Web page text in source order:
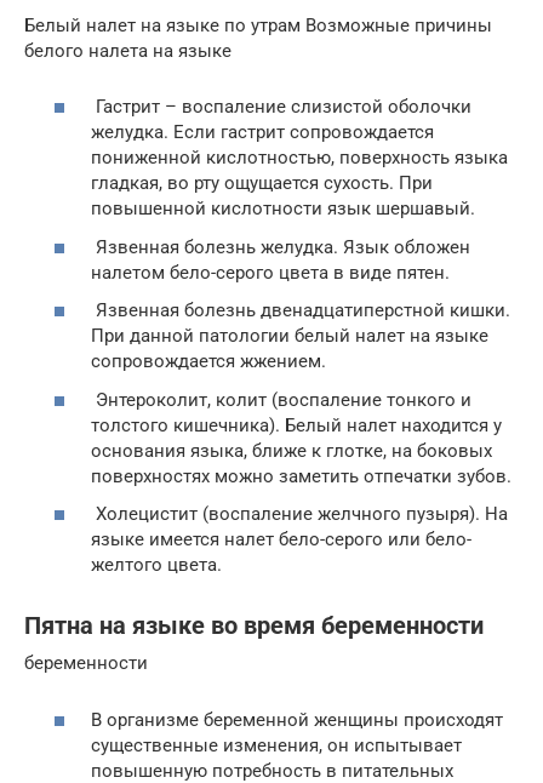
Белый налет на языке по утрам Возможные причины
белого налета на языке
Гастрит – воспаление слизистой оболочки
желудка. Если гастрит сопровождается
пониженной кислотностью, поверхность языка
гладкая, во рту ощущается сухость. При
повышенной кислотности язык шершавый.
Язвенная болезнь желудка. Язык обложен
налетом бело-серого цвета в виде пятен.
Язвенная болезнь двенадцатиперстной кишки.
При данной патологии белый налет на языке
сопровождается жжением.
Энтероколит, колит (воспаление тонкого и
толстого кишечника). Белый налет находится у
основания языка, ближе к глотке, на боковых
поверхностях можно заметить отпечатки зубов.
Холецистит (воспаление желчного пузыря). На
языке имеется налет бело-серого или бело-
желтого цвета.
Пятна на языке во время беременности
беременности
В организме беременной женщины происходят
существенные изменения, он испытывает
повышенную потребность в питательных